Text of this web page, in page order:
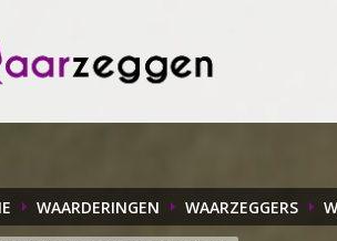
WAARDERINGEN WAARZEGGERS